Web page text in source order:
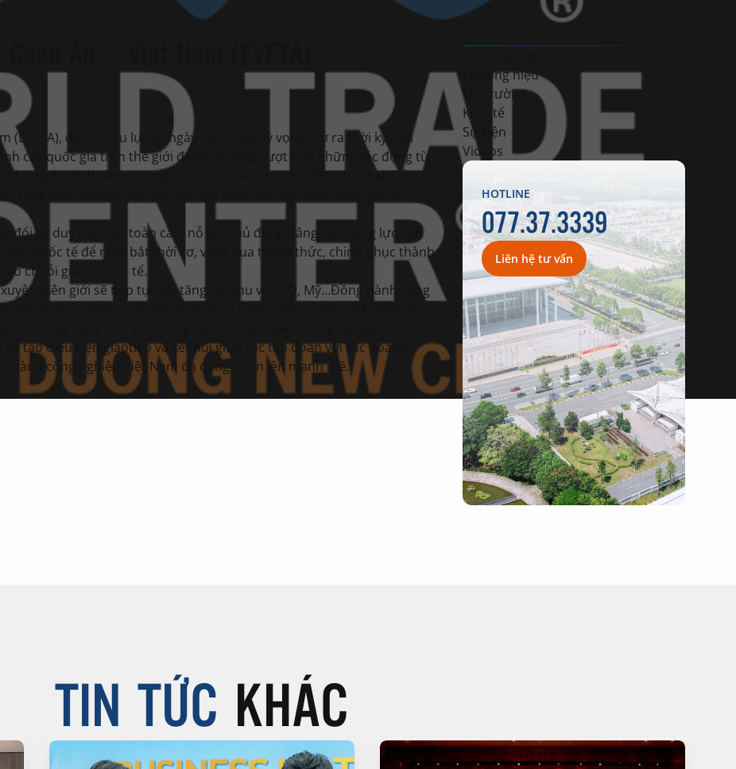
(EVFTA), đã có hiệu lực từ ngày 1/8, được kỳ vọng mở ra thời kỳ mới
các quốc gia trên thế giới đang cố gắng vượt qua những tác động từ
tác Xuyên Thái Bình Dương Toàn diện và Tiến bộ (CPTPP), là hai thỏa
đổi tư duy tiếp cận toàn cầu, nỗ lực chủ động nâng cao năng lực sản
mại quốc tế để nắm bắt thời cơ, vượt qua thách thức, chinh phục thành
chuỗi giá trị quốc tế.
biên giới sẽ tiếp tục gia tăng với khu vực EU, Mỹ…Đồng hành cùng
tạo điều kiện giaotiếp và kết nối giữa các tập đoàn với các doanh
công nghiệp Việt Nam đa đạng vươn lên mạnh mẽ.
Thương hiệu
Thị trường
Kinh tế
Sự kiện
Videos
HOTLINE
077.37.3339
Liên hệ tư vấn
TIN TỨC KHÁC